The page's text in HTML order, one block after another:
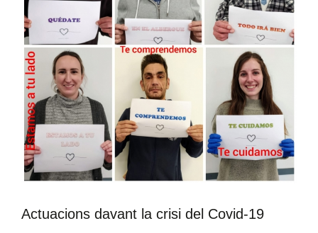
Actuacions davant la crisi del Covid-19